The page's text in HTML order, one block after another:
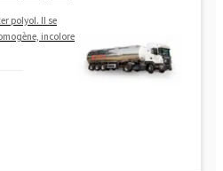
polyol. Il se
incolore